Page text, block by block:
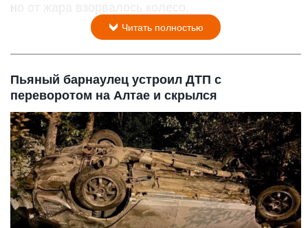
но от жара взорвалось колесо.
Читать полностью
Пьяный барнаулец устроил ДТП с
переворотом на Алтае и скрылся